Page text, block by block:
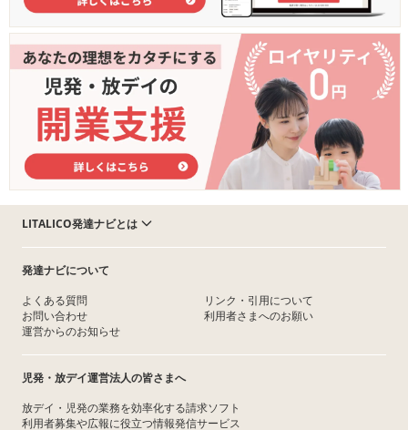
LITALICO発達ナビとは
発達ナビについて
よくある質問
お問い合わせ
運営からのお知らせ
リンク・引用について
利用者さまへのお願い
児発・放デイ運営法人の皆さまへ
放デイ・児発の業務を効率化する請求ソフト
利用者募集や広報に役立つ情報発信サービス